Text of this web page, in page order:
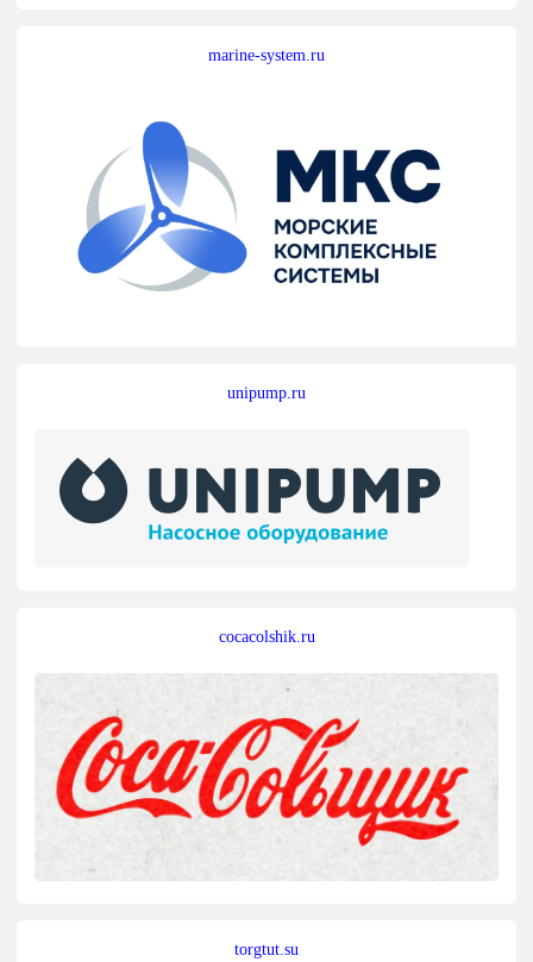
marine-system.ru
unipump.ru
cocacolshik.ru
torgtut.su